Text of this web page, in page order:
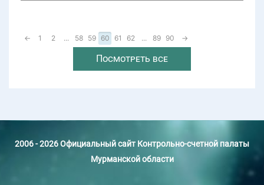
← 1 2 ... 58 59 60 61 62 ... 89 90 →
Посмотреть все
2006 - 2026 Официальный сайт Контрольно-счетной палаты
Мурманской области